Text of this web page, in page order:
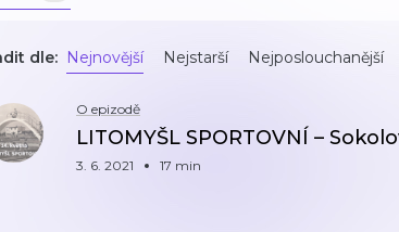
dle: Nejnovější Nejstarší Nejposlouchanější
O epizodě
LITOMYŠL SPORTOVNÍ –
3. 6. 2021 17 min